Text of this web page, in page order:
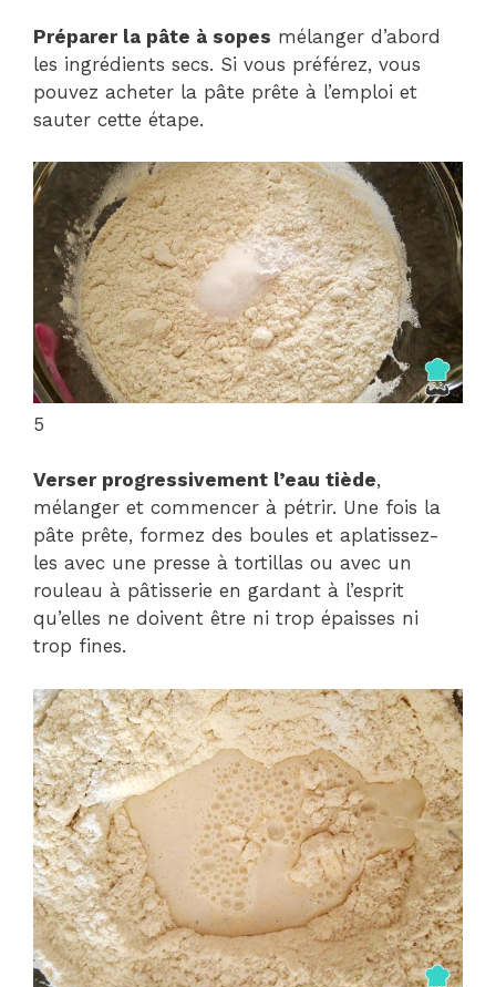
Préparer la pâte à sopes mélanger d’abord
les ingrédients secs. Si vous préférez, vous
pouvez acheter la pâte prête à l’emploi et
sauter cette étape.
5
Verser progressivement l’eau tiède,
mélanger et commencer à pétrir. Une fois la
pâte prête, formez des boules et aplatissez-
les avec une presse à tortillas ou avec un
rouleau à pâtisserie en gardant à l’esprit
qu’elles ne doivent être ni trop épaisses ni
trop fines.